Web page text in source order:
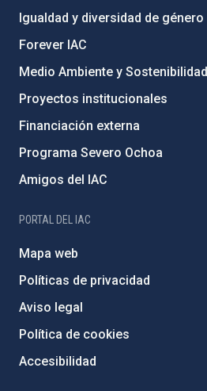
Igualdad y diversidad de género
Forever IAC
Medio Ambiente y Sostenibilidad
Proyectos institucionales
Financiación externa
Programa Severo Ochoa
Amigos del IAC
PORTAL DEL IAC
Mapa web
Políticas de privacidad
Aviso legal
Política de cookies
Accesibilidad